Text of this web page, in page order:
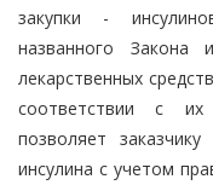
закупки -
названного Закона
лекарственных
соответствии с
позволяет
инсулина с учетом